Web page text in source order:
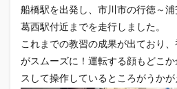
の走
行
1.4
■最後
設の
船橋駅を出発し、市川市の行徳～
葛西駅付近までを走行しました。
これまでの教習の成果が出ており
がスムーズに！運転する顔もどこ
スして操作しているところがうか